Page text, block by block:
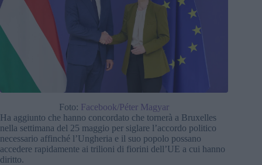
Foto: Facebook/Péter Magyar
Ha aggiunto che hanno concordato che tornerà a Bruxelles
nella settimana del 25 maggio per siglare l’accordo politico
necessario affinché l’Ungheria e il suo popolo possano
accedere rapidamente ai trilioni di fiorini dell’UE a cui hanno
diritto.